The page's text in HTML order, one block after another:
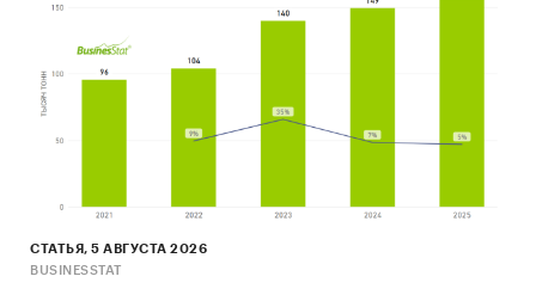
экспортеров покупает Монголия (более 47%).
Единицы измерения:
Количественные показатели в отчете
рассчитаны в руб., стоимостные - в долларах и
рублях
РФ, федеральные округа и регионы РФ, страны
мира
СТАТЬЯ, 5 АВГУСТА 2026
BUSINESSTAT